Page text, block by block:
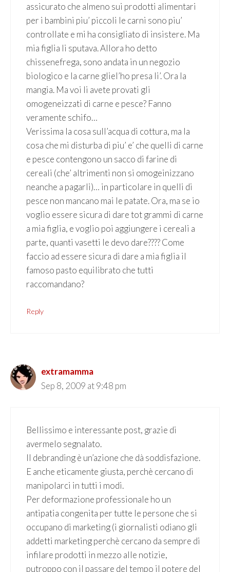
assicurato che almeno sui prodotti alimentari
per i bambini piu’ piccoli le carni sono piu’
controllate e mi ha consigliato di insistere. Ma
mia figlia li sputava. Allora ho detto
chissenefrega, sono andata in un negozio
biologico e la carne gliel’ho presa li’. Ora la
mangia. Ma voi li avete provati gli
omogeneizzati di carne e pesce? Fanno
veramente schifo…
Verissima la cosa sull’acqua di cottura, ma la
cosa che mi disturba di piu’ e’ che quelli di carne
e pesce contengono un sacco di farine di
cereali (che’ altrimenti non si omogeinizzano
neanche a pagarli)… in particolare in quelli di
pesce non mancano mai le patate. Ora, ma se io
voglio essere sicura di dare tot grammi di carne
a mia figlia, e voglio poi aggiungere i cereali a
parte, quanti vasetti le devo dare???? Come
faccio ad essere sicura di dare a mia figlia il
famoso pasto equilibrato che tutti
raccomandano?
Reply
extramamma
Sep 8, 2009 at 9:48 pm
Bellissimo e interessante post, grazie di
avermelo segnalato.
Il debranding è un’azione che dà soddisfazione.
E anche eticamente giusta, perchè cercano di
manipolarci in tutti i modi.
Per deformazione professionale ho un
antipatia congenita per tutte le persone che si
occupano di marketing (i giornalisti odiano gli
addetti marketing perchè cercano da sempre di
infilare prodotti in mezzo alle notizie,
putroppo con il passare del tempo il potere del